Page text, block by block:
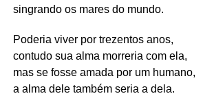
singrando os mares do mundo.
Poderia viver por trezentos anos,
contudo sua alma morreria com ela,
mas se fosse amada por um humano,
a alma dele também seria a dela.